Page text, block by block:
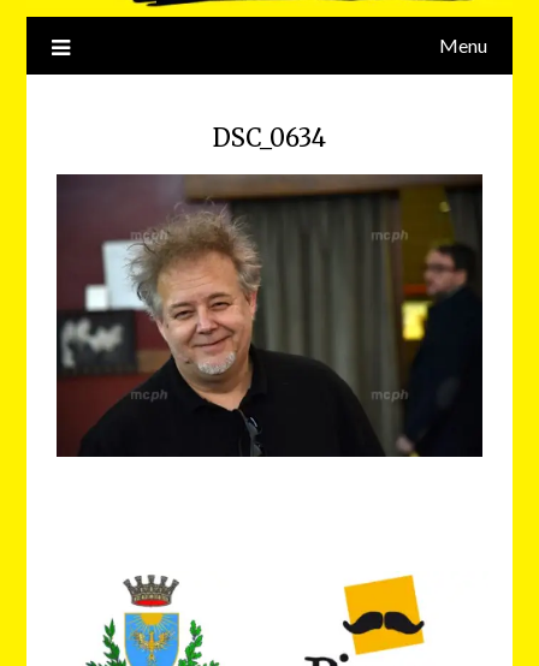
Menu
DSC_0634